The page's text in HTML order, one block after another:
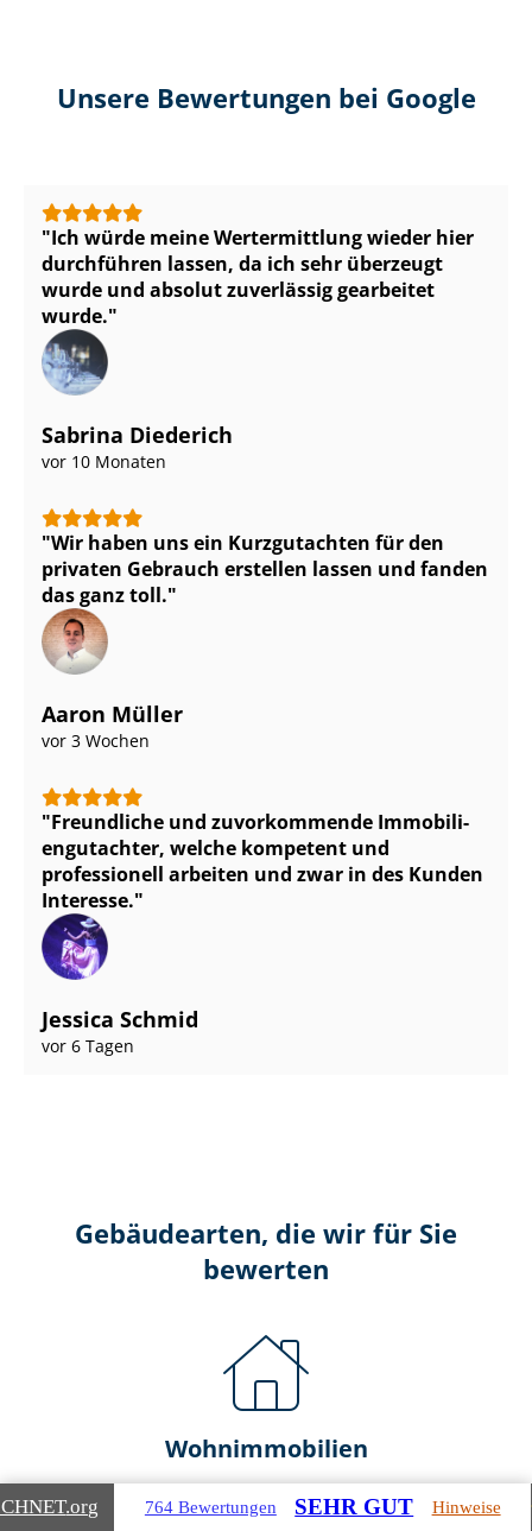
Unsere Bewertungen bei Google
Ich würde meine Wertermittlung wieder hier
durchführen lassen, da ich sehr überzeugt
wurde und absolut zuverlässig gearbeitet
wurde.
Sabrina Diederich
vor 10 Monaten
Wir haben uns ein Kurzgutachten für den
privaten Gebrauch erstellen lassen und fanden
das ganz toll.
Aaron Müller
vor 3 Wochen
Freundliche und zuvorkommende Im­mo­bi­li­
en­gut­ach­ter, welche kompetent und
professionell arbeiten und zwar in des Kunden
Interesse.
Jessica Schmid
vor 6 Tagen
Gebäudearten, die wir für Sie
bewerten
Wohnimmobilien
Ein- und Zwei­fa­mi­li­en­häu­ser
.org 764 Bewertungen SEHR GUT Hinweise